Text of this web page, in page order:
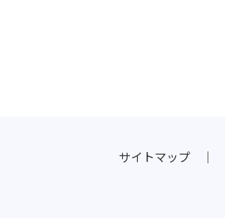
サイトマップ｜